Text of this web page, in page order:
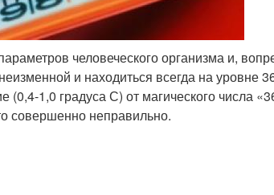
человеческого организма и,
и находиться всегда на уровне
1,0 градуса С) от магического числа
совершенно неправильно.